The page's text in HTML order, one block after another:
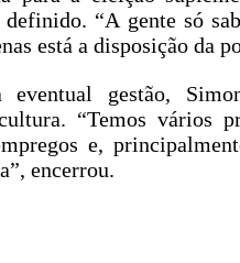
“A gente só
está a disposição da
eventual gestão,
“Temos vários
e,
encerrou.